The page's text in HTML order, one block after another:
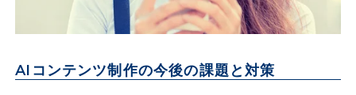
AIコンテンツ制作の今後の課題と対策